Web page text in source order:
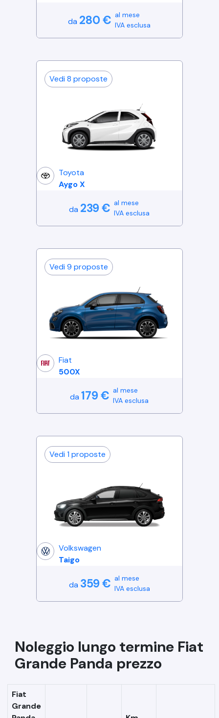
da 280€ al mese
IVA esclusa
Vedi 8 proposte
Toyota
Aygo X
da 239€ al mese
IVA esclusa
Vedi 9 proposte
Fiat
500X
da 179€ al mese
IVA esclusa
Vedi 1 proposte
Volkswagen
Taigo
da 359€ al mese
IVA esclusa
Noleggio lungo termine Fiat
Grande Panda prezzo
Fiat
Grande